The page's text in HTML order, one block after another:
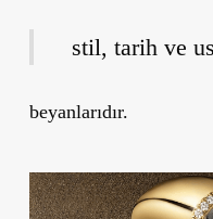
stil, tarih ve
beyanlarıdır.